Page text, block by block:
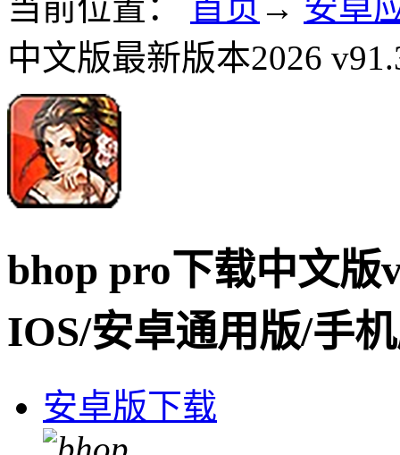
中文版最新版本2026
bhop pro下载中文版
IOS/安卓通用版/手
安卓版下载